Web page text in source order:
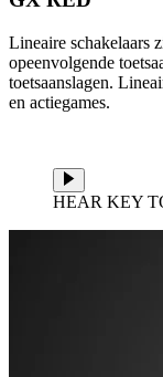
Lineaire schakelaars
opeenvolgende
toetsaanslagen.
en actiegames.
HEAR KEY